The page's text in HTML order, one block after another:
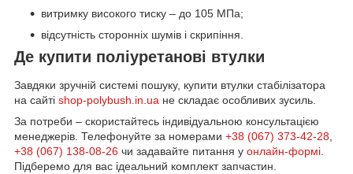
витримку високого тиску – до 105 МПа;
відсутність сторонніх шумів і скрипіння.
Де купити поліуретанові втулки
Завдяки зручній системі пошуку, купити втулки стабілізатора
на сайті shop-polybush.in.ua не складає особливих зусиль.
За потреби – скористайтесь індивідуальною консультацією
менеджерів. Телефонуйте за номерами +38 (067) 373-42-28
+38 (067) 138-08-26 чи задавайте питання у онлайн-формі
Підберемо для вас ідеальний комплект запчастин.